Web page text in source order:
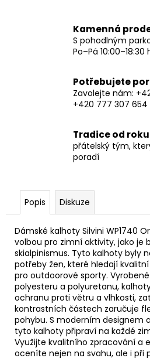
Kamenná
S pohodlným
Po–Pá
Potřebujete
Zavolejte nám:
+420 777 307
Tradice od roku
přátelský tým,
poradí
Popis Diskuze
Dámské kalhoty Silvini WP1740
volbou pro zimní aktivity, jako je
skialpinismus. Tyto kalhoty byly
potřeby žen, které hledají
pro outdoorové sporty.
polyesteru a polyuretanu,
ochranu proti větru a vlhkosti,
kontrastních částech zaručuje
pohybu. S moderním designem
tyto kalhoty připraví na každé
Využijte kvalitního zpracování a
oceníte nejen na svahu, ale i při